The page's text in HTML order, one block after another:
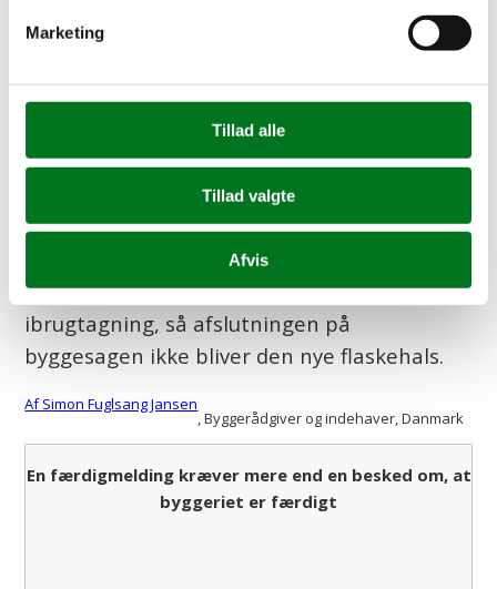
Marketing
Tillad alle
Tillad valgte
Afvis
Færdigmelding er den del af byggesagen,
håndværkerne er ved at være færdige. Det
er en fejl, fordi mange af de dokumenter,
kommunen forventer til sidst, skal
planlægges og samles undervejs i projektet.
Hos Jansen Rådgivning hjælper vi private
bygherrer på Sjælland med at få styr på
færdigmelding, dokumentation og
ibrugtagning, så afslutningen på
byggesagen ikke bliver den nye flaskehals.
Af Simon Fuglsang Jansen
, Byggerådgiver og indehaver , Danmark
En færdigmelding kræver mere end en besked om, at
byggeriet er færdigt